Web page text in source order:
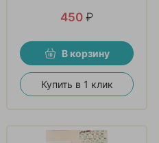
450 ₽
В корзину
Купить в 1 клик